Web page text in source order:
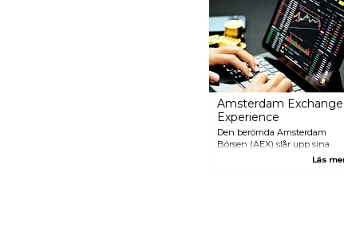
poser. Under 1600-talet var
och ett centrum för konst
koncentrerat sig på
porträtt, stilleben och utsikt
Amsterdam Exchange
Experience
Den berömda Amsterdam
Börsen (AEX) slår upp sina
dörrar för allmänheten med
Läs